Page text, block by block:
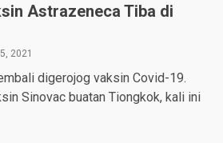
Astrazeneca Tiba di
2021
digerojog vaksin Covid-19.
Sinovac buatan Tiongkok, kali ini